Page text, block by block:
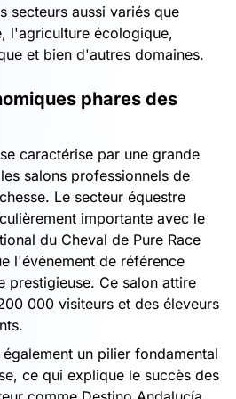
secteurs aussi variés que
l'agriculture écologique,
et bien d'autres domaines.
phares des
caractérise par une grande
salons professionnels de
Le secteur équestre
importante avec le
du Cheval de Pure Race
l'événement de référence
prestigieuse. Ce salon attire
000 visiteurs et des éleveurs
un pilier fondamental
ce qui explique le succès des